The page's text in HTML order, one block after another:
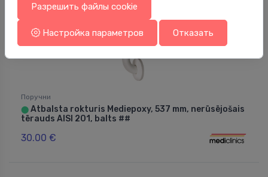
Поручни
⬤ Atbalsta rokturis Mediepoxy, 537 mm, nerūsējošais
tērauds AISI 201, balts ##
30.00 €
Разрешить файлы cookie
Настройка параметров Отказать